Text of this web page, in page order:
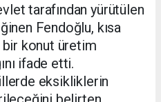
tarafından yürütülen
Fendoğlu, kısa
konut üretim
ifade etti.
eksikliklerin